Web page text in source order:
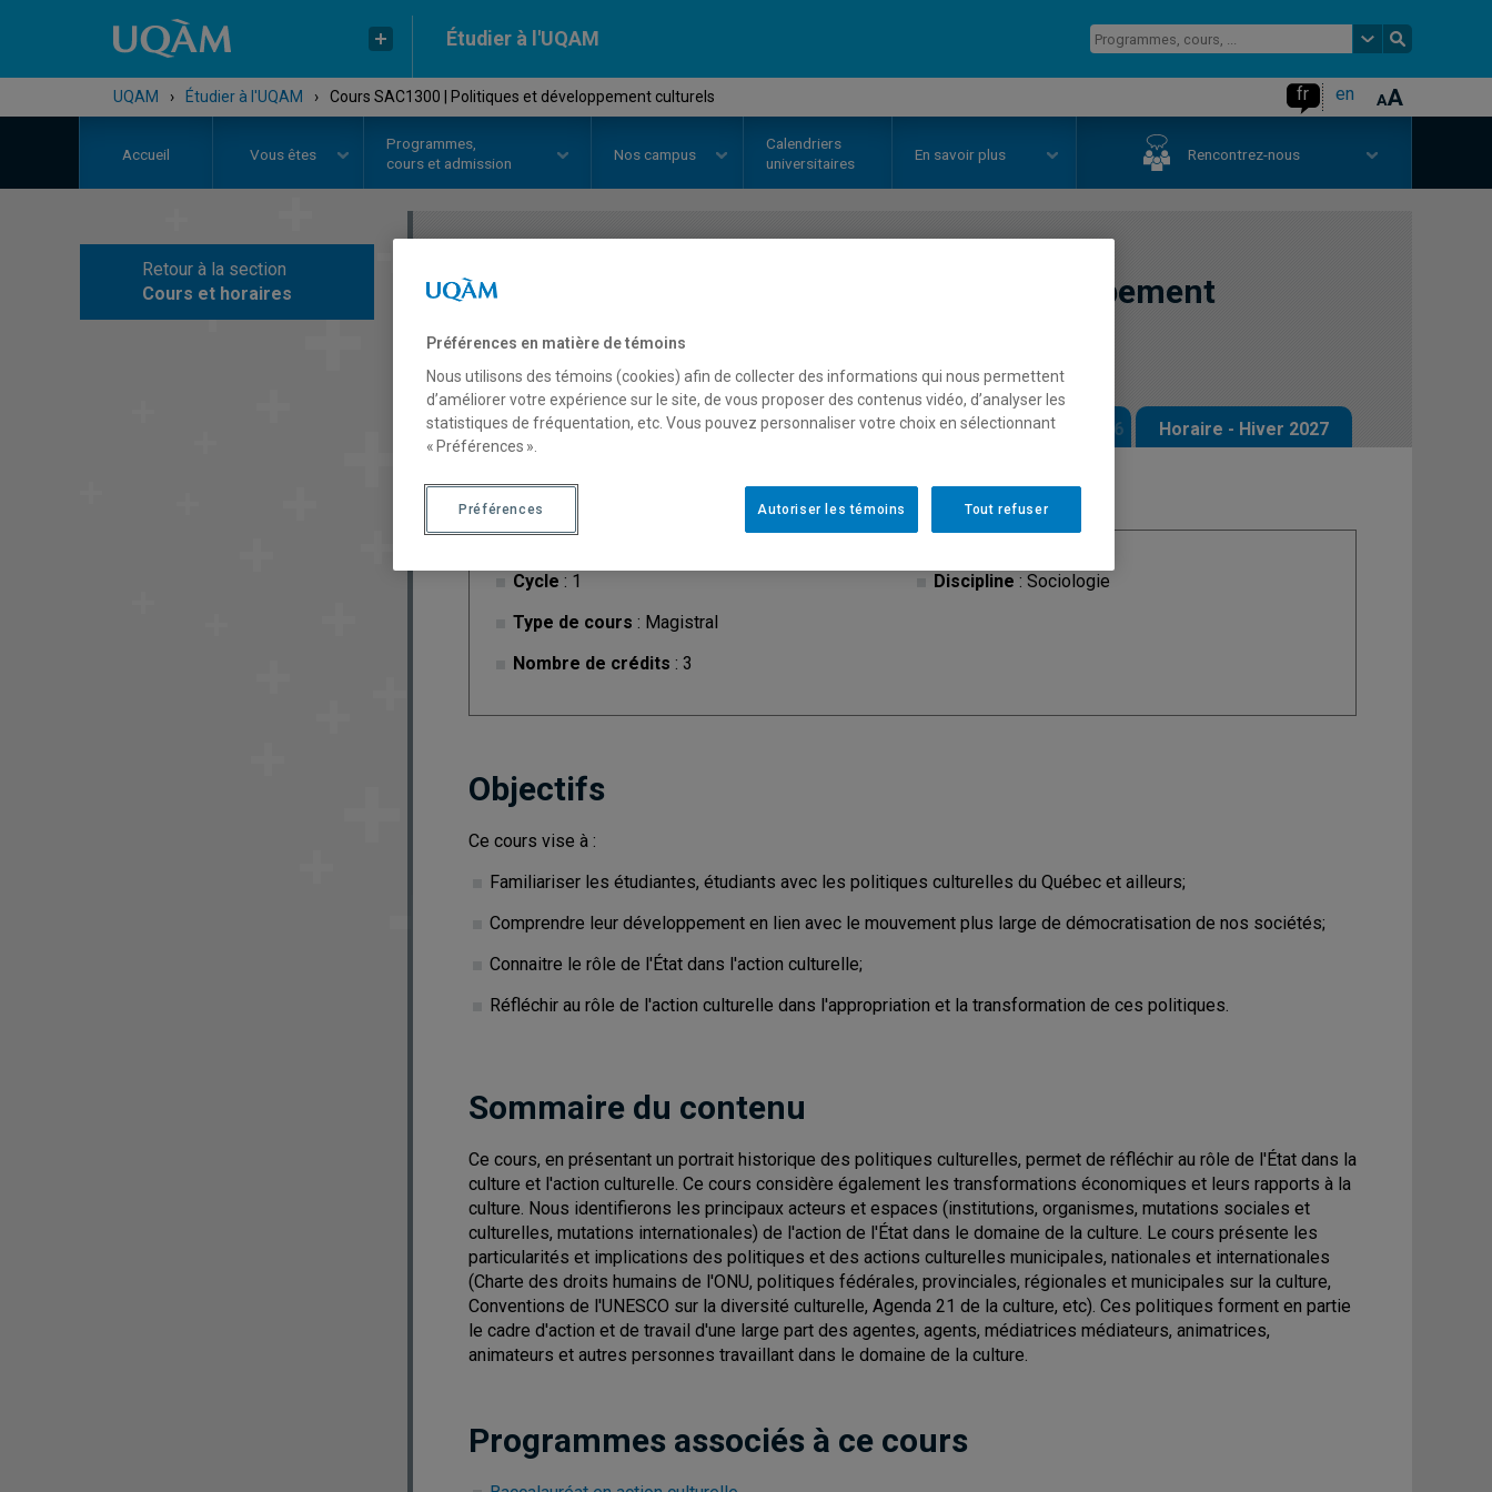
Étudier à l'UQAM
UQAM › Étudier à l'UQAM › Cours SAC1300 | Politiques et développement culturels fr en
Accueil Vous êtes
Programmes,
cours et admission
Nos campus
Calendriers
universitaires
En savoir plus Rencontrez-nous
Retour à la section
Cours et horaires
COURS
Politiques et développement
culturels
Description Horaire - Été 2026 Horaire - Automne 2026 Horaire - Hiver 2027
Cycle : 1
Type de cours : Magistral
Nombre de crédits : 3
Discipline : Sociologie
Objectifs
Ce cours vise à :
Familiariser les étudiantes, étudiants avec les politiques culturelles du Québec et ailleurs;
Comprendre leur développement en lien avec le mouvement plus large de démocratisation de nos sociétés;
Connaitre le rôle de l'État dans l'action culturelle;
Réfléchir au rôle de l'action culturelle dans l'appropriation et la transformation de ces politiques.
Sommaire du contenu
Ce cours, en présentant un portrait historique des politiques culturelles, permet de réfléchir au rôle de l'État dans la
culture et l'action culturelle. Ce cours considère également les transformations économiques et leurs rapports à la
culture. Nous identifierons les principaux acteurs et espaces (institutions, organismes, mutations sociales et
culturelles, mutations internationales) de l'action de l'État dans le domaine de la culture. Le cours présente les
particularités et implications des politiques et des actions culturelles municipales, nationales et internationales
(Charte des droits humains de l'ONU, politiques fédérales, provinciales, régionales et municipales sur la culture,
Conventions de l'UNESCO sur la diversité culturelle, Agenda 21 de la culture, etc). Ces politiques forment en partie
le cadre d'action et de travail d'une large part des agentes, agents, médiatrices médiateurs, animatrices,
animateurs et autres personnes travaillant dans le domaine de la culture.
Programmes associés à ce cours
Préférences en matière de témoins
Nous utilisons des témoins (cookies) afin de collecter des informations qui nous permettent
d’améliorer votre expérience sur le site, de vous proposer des contenus vidéo, d’analyser les
statistiques de fréquentation, etc. Vous pouvez personnaliser votre choix en sélectionnant
« Préférences ».
Tout refuser
Autoriser les témoins
Préférences